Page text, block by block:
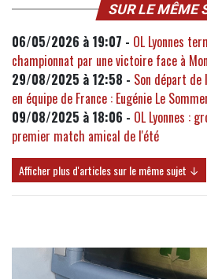
SUR LE MÊME
06/05/2026 à 19:07 - OL Lyonnes
championnat par une victoire face à
29/08/2025 à 12:58 - Son départ de
en équipe de France : Eugénie Le
09/08/2025 à 18:06 - OL Lyonnes :
premier match amical de l'été
Afficher plus d'articles sur le même sujet ↓